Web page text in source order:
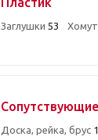
Заглушки 53
Доска, рейка, брус